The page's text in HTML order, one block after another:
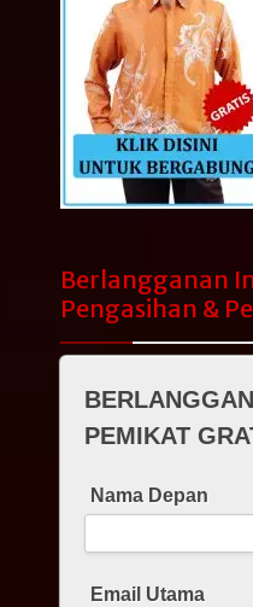
Berlangganan
Pengasihan &
PEMIKAT
Nama Depan
Email Utama